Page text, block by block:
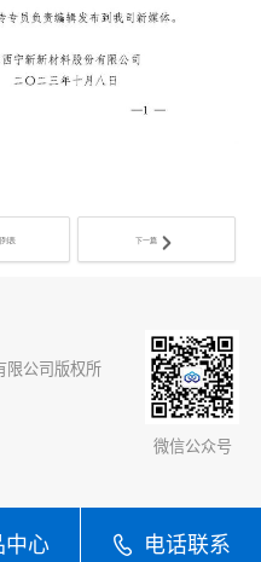
表 下一篇
限公司版权所
微信公众号
中心 电话联系